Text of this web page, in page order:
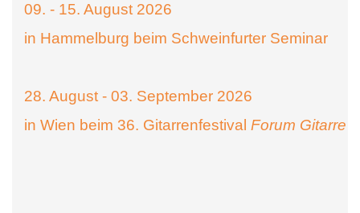
09. - 15. August 2026
in Hammelburg beim Schweinfurter Seminar
28. August - 03. September 2026
in Wien beim 36. Gitarrenfestival Forum Gitarre